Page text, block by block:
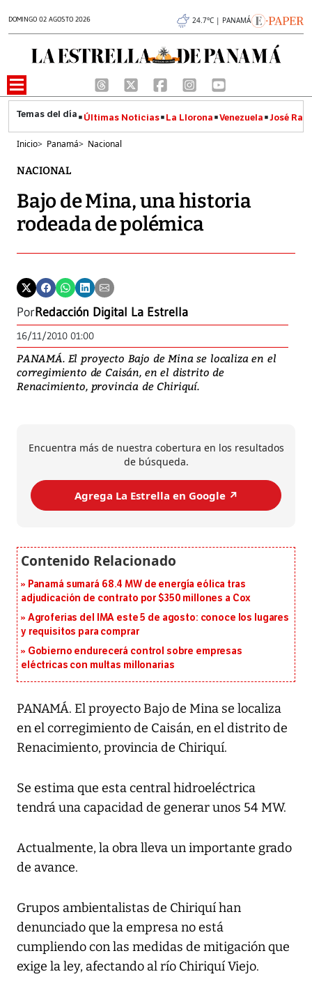
DOMINGO 02 AGOSTO 2026 24.7°C | PANAMÁ
Últimas Noticias La Llorona Venezuela José
Inicio> Panamá> Nacional
NACIONAL
Bajo de Mina, una historia
rodeada de polémica
PorRedacción Digital La Estrella
16/11/2010 01:00
PANAMÁ. El proyecto Bajo de Mina se localiza en el
corregimiento de Caisán, en el distrito de
Renacimiento, provincia de Chiriquí.
Encuentra más de nuestra cobertura en los resultados
de búsqueda.
Agrega La Estrella en Google ↗️
Panamá sumará 68.4 MW de energía eólica tras
adjudicación de contrato por $350 millones a Cox
Agroferias del IMA este 5 de agosto: conoce los lugares
y requisitos para comprar
Gobierno endurecerá control sobre empresas
eléctricas con multas millonarias
PANAMÁ. El proyecto Bajo de Mina se localiza
en el corregimiento de Caisán, en el distrito de
Renacimiento, provincia de Chiriquí.
Se estima que esta central hidroeléctrica
tendrá una capacidad de generar unos 54 MW.
Actualmente, la obra lleva un importante grado
de avance.
Grupos ambientalistas de Chiriquí han
denunciado que la empresa no está
cumpliendo con las medidas de mitigación que
exige la ley, afectando al río Chiriquí Viejo.